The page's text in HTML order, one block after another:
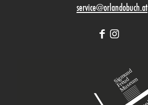
service@orlandobuch.at